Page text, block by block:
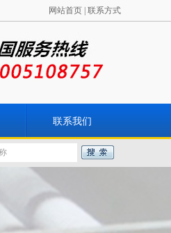
网站首页 联系方式
联系我们